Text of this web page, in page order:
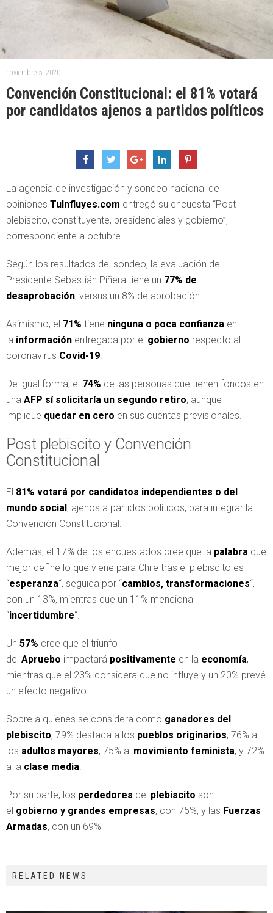
noviembre 5, 2020
Convención Constitucional: el 81% votará
por candidatos ajenos a partidos políticos
La agencia de investigación y sondeo nacional de
opiniones TuInfluyes.com entregó su encuesta “Post
plebiscito, constituyente, presidenciales y gobierno”,
correspondiente a octubre.
Según los resultados del sondeo, la evaluación del
Presidente Sebastián Piñera tiene un 77% de
desaprobación, versus un 8% de aprobación.
Asimismo, el 71% tiene ninguna o poca confianza en
la información entregada por el gobierno respecto al
coronavirus Covid-19
De igual forma, el 74% de las personas que tienen fondos en
una AFP sí solicitaría un segundo retiro, aunque
implique quedar en cero en sus cuentas previsionales.
Post plebiscito y Convención
Constitucional
El 81% votará por candidatos independientes o del
mundo social, ajenos a partidos políticos, para integrar la
Convención Constitucional.
Además, el 17% de los encuestados cree que la palabra que
mejor define lo que viene para Chile tras el plebiscito es
“esperanza“, seguida por “cambios, transformaciones“,
con un 13%, mientras que un 11% menciona
“incertidumbre“.
Un 57% cree que el triunfo
del Apruebo impactará positivamente en la economía,
mientras que el 23% considera que no influye y un 20% prevé
un efecto negativo.
Sobre a quienes se considera como ganadores del
plebiscito, 79% destaca a los pueblos originarios, 76% a
los adultos mayores, 75% al movimiento feminista, y 72%
a la clase media
Por su parte, los perdedores del plebiscito son
el gobierno y grandes empresas, con 75%, y las Fuerzas
Armadas, con un 69%
RELATED NEWS